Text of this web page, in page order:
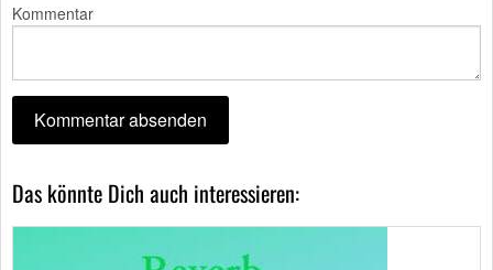
Kommentar
Das könnte Dich auch interessieren: